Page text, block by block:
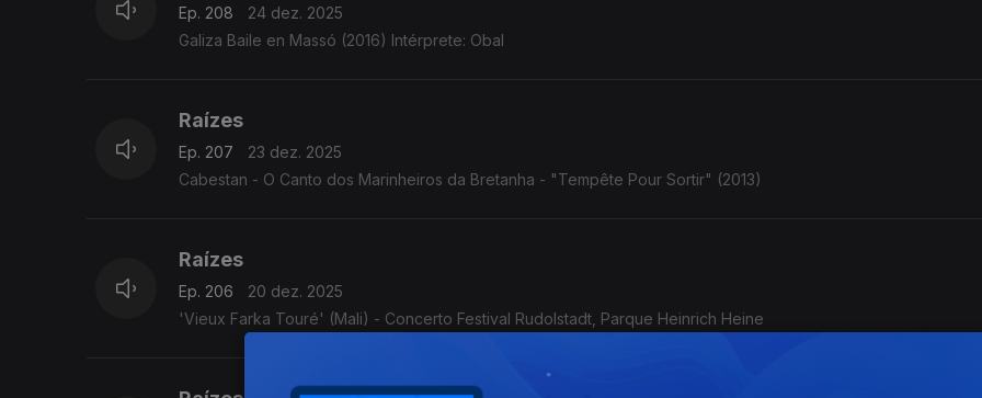
Ep. 208
24 dez. 2025
Galiza Baile en Massó (2016) Intérprete: Obal
Raízes
Ep. 207
23 dez. 2025
Cabestan - O Canto dos Marinheiros da Bretanha - "Tempête Pour Sortir" (2013)
Raízes
Ep. 206
20 dez. 2025
'Vieux Farka Touré' (Mali) - Concerto Festival Rudolstadt, Parque Heinrich Heine